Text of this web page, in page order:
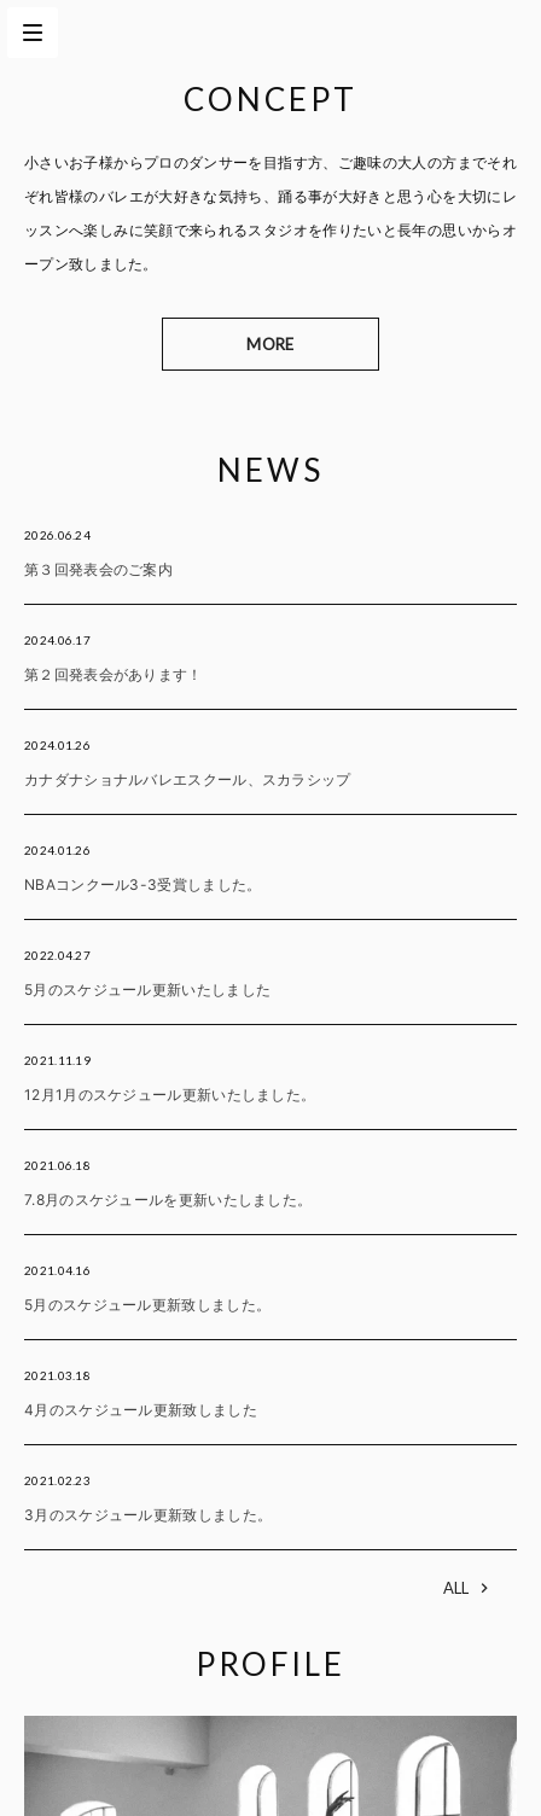
CONCEPT
小さいお子様からプロのダンサーを目指す方、 ご趣味の大人の方までそれ
ぞれ皆様のバレエが大好きな気持ち、踊る事が大好きと思う心を大切に レ
ッスンへ楽しみに笑顔で来られるスタジオを作りたいと長年の思いからオ
ープン致しました。
MORE
NEWS
2026.06.24
第３回発表会のご案内
2024.06.17
第２回発表会があります！
2024.01.26
カナダナショナルバレエスクール、スカラシップ
2024.01.26
NBAコンクール3-3受賞しました。
2022.04.27
5月のスケジュール更新いたしました
2021.11.19
12月1月のスケジュール更新いたしました。
2021.06.18
7.8月のスケジュールを更新いたしました。
2021.04.16
5月のスケジュール更新致しました。
2021.03.18
4月のスケジュール更新致しました
2021.02.23
3月のスケジュール更新致しました。
ALL
PROFILE